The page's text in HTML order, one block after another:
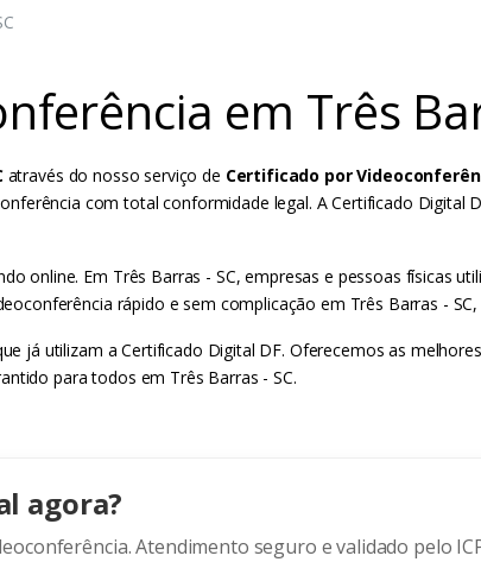
em Três
através do nosso serviço de Certificado por
com total conformidade legal. A Certificado Digital
online. Em Três Barras - SC, empresas e pessoas físicas
rápido e sem complicação em Três Barras -
já utilizam a Certificado Digital DF. Oferecemos as
para todos em Três Barras - SC.
agora?
Atendimento seguro e validado pelo